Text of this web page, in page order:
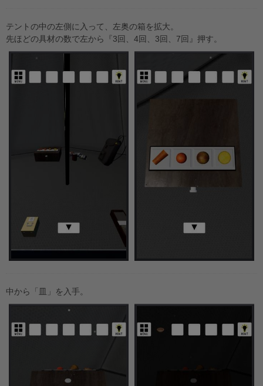
テントの中の左側に入って、左奥の箱を拡大。
先ほどの具材の数で左から『3回、4回、3回、7回』押す。
中から「皿」を入手。